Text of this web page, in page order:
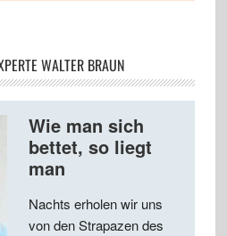
WALTER BRAUN
Wie man sich
bettet, so liegt
man
Nachts erholen wir uns
von den Strapazen des